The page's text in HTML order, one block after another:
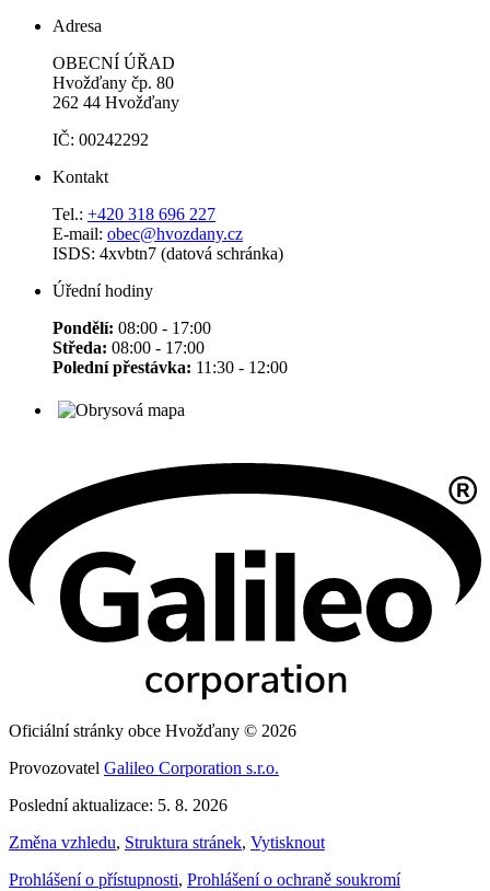
Adresa
OBECNÍ ÚŘAD
Hvožďany čp. 80
262 44 Hvožďany
IČ: 00242292
Kontakt
Tel.: +420 318 696 227
E-mail: obec@hvozdany.cz
ISDS: 4xvbtn7 (datová schránka)
Úřední hodiny
Pondělí: 08:00 - 17:00
Středa: 08:00 - 17:00
Polední přestávka: 11:30 - 12:00
Oficiální stránky obce Hvožďany © 2026
Provozovatel Galileo Corporation s.r.o.
Poslední aktualizace: 5. 8. 2026
Změna vzhledu, Struktura stránek, Vytisknout
Prohlášení o přístupnosti, Prohlášení o ochraně soukromí